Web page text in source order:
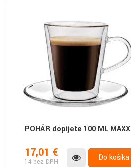
POHÁR dopijete 100 ML MAXX
17,01 € Do košíka
14 bez DPH